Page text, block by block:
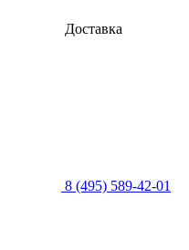
Доставка
8 (495) 589-42-01